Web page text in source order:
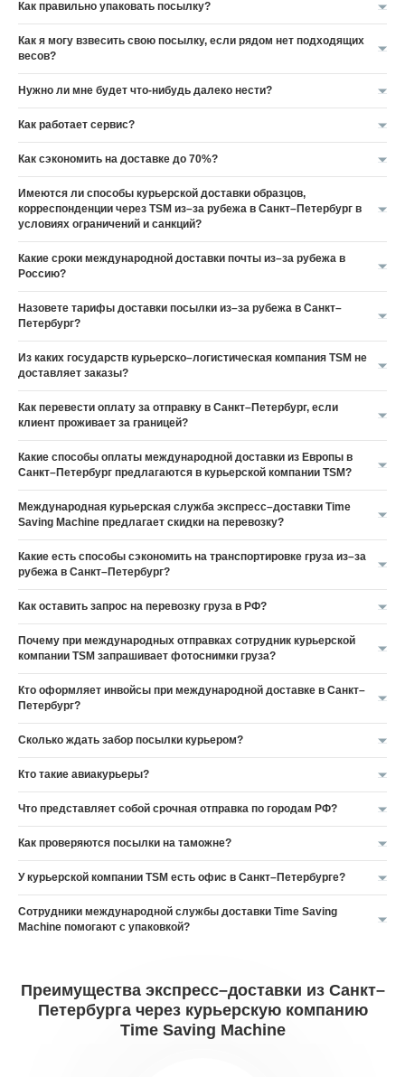
Как правильно упаковать посылку?
Как я могу взвесить свою посылку, если рядом нет подходящих
весов?
Нужно ли мне будет что-нибудь далеко нести?
Как работает сервис?
Как сэкономить на доставке до 70%?
Имеются ли способы курьерской доставки образцов,
корреспонденции через TSM из–за рубежа в Санкт–Петербург в
условиях ограничений и санкций?
Какие сроки международной доставки почты из–за рубежа в
Россию?
Назовете тарифы доставки посылки из–за рубежа в Санкт–
Петербург?
Из каких государств курьерско–логистическая компания TSM не
доставляет заказы?
Как перевести оплату за отправку в Санкт–Петербург, если
клиент проживает за границей?
Какие способы оплаты международной доставки из Европы в
Санкт–Петербург предлагаются в курьерской компании TSM?
Международная курьерская служба экспресс–доставки Time
Saving Machine предлагает скидки на перевозку?
Какие есть способы сэкономить на транспортировке груза из–за
рубежа в Санкт–Петербург?
Как оставить запрос на перевозку груза в РФ?
Почему при международных отправках сотрудник курьерской
компании TSM запрашивает фотоснимки груза?
Кто оформляет инвойсы при международной доставке в Санкт–
Петербург?
Сколько ждать забор посылки курьером?
Кто такие авиакурьеры?
Что представляет собой срочная отправка по городам РФ?
Как проверяются посылки на таможне?
У курьерской компании TSM есть офис в Санкт–Петербурге?
Сотрудники международной службы доставки Time Saving
Machine помогают с упаковкой?
Преимущества экспресс–доставки из Санкт–
Петербурга через курьерскую компанию
Time Saving Machine